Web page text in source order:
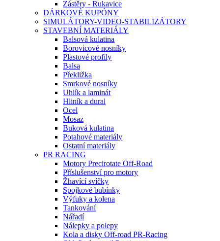
Zástěry - Rukavice
DÁRKOVÉ KUPÓNY
SIMULÁTORY-VIDEO-STABILIZÁTORY
STAVEBNÍ MATERIÁLY
Balsová kulatina
Borovicové nosníky
Plastové profily
Balsa
Překližka
Smrkové nosníky
Uhlík a laminát
Hliník a dural
Ocel
Mosaz
Buková kulatina
Potahové materiály
Ostatní materiály
PR RACING
Motory Precirotate Off-Road
Příslušenství pro motory
Žhavící svíčky
Spojkové bubínky
Výfuky a kolena
Tankování
Nářadí
Nálepky a polepy
Kola a disky Off-road PR-Racing